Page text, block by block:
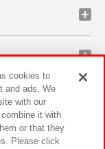
cookies to
and ads. We
with our
it with
or that they
Please click